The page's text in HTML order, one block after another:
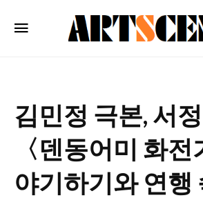
김민정 극본, 서
〈덴동어미 화전
야기하기와 연행